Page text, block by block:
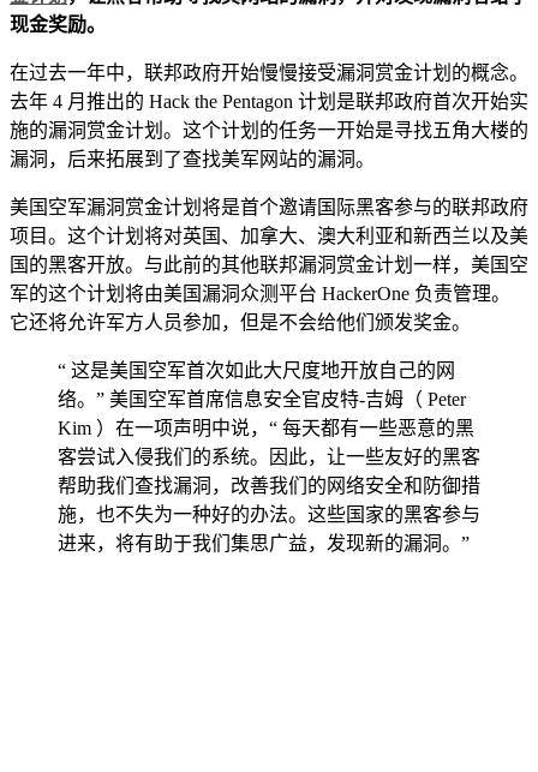
现金奖励。
在过去一年中，联邦政府开始慢慢接受漏洞赏金计划的概念。
去年 4 月推出的 Hack the Pentagon 计划是联邦政府首次开始实
施的漏洞赏金计划。这个计划的任务一开始是寻找五角大楼的
漏洞，后来拓展到了查找美军网站的漏洞。
美国空军漏洞赏金计划将是首个邀请国际黑客参与的联邦政府
项目。这个计划将对英国、加拿大、澳大利亚和新西兰以及美
国的黑客开放。与此前的其他联邦漏洞赏金计划一样，美国空
军的这个计划将由美国漏洞众测平台 HackerOne 负责管理。
它还将允许军方人员参加，但是不会给他们颁发奖金。
“ 这是美国空军首次如此大尺度地开放自己的网
络。” 美国空军首席信息安全官皮特-吉姆（ Peter
Kim ）在一项声明中说，“ 每天都有一些恶意的黑
客尝试入侵我们的系统。因此，让一些友好的黑客
帮助我们查找漏洞，改善我们的网络安全和防御措
施，也不失为一种好的办法。这些国家的黑客参与
进来，将有助于我们集思广益，发现新的漏洞。”